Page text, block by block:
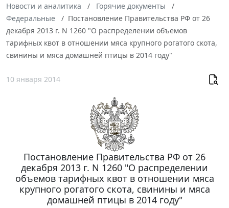
Новости и аналитика
Горячие документы
Федеральные
Постановление Правительства РФ от 26
декабря 2013 г. N 1260 "О распределении объемов
тарифных квот в отношении мяса крупного рогатого скота,
свинины и мяса домашней птицы в 2014 году"
10 января 2014
Постановление Правительства РФ от 26
декабря 2013 г. N 1260 "О распределении
объемов тарифных квот в отношении мяса
крупного рогатого скота, свинины и мяса
домашней птицы в 2014 году"